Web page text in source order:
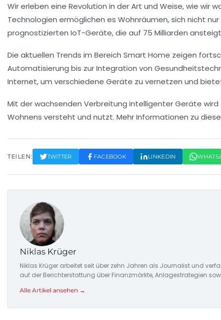
Wir erleben eine Revolution in der Art und Weise, wie wir
Technologien ermöglichen es Wohnräumen, sich nicht
prognostizierten IoT-Geräte, die auf 75 Milliarden
Die aktuellen Trends im Bereich Smart Home zeigen
Automatisierung bis zur Integration von
Internet, um verschiedene Geräte zu vernetzen und
Mit der wachsenden Verbreitung intelligenter Geräte
Wohnens versteht und nutzt. Mehr Informationen zu
TEILEN: TWITTER FACEBOOK LINKEDIN
Niklas Krüger
Niklas Krüger arbeitet seit über zehn Jahren als Journalist und
auf der Berichterstattung über Finanzmärkte, Anlagestrategien
Alle Artikel ansehen →